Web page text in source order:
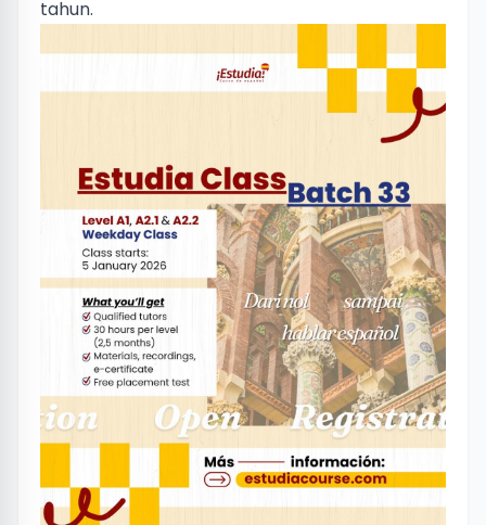
tahun.